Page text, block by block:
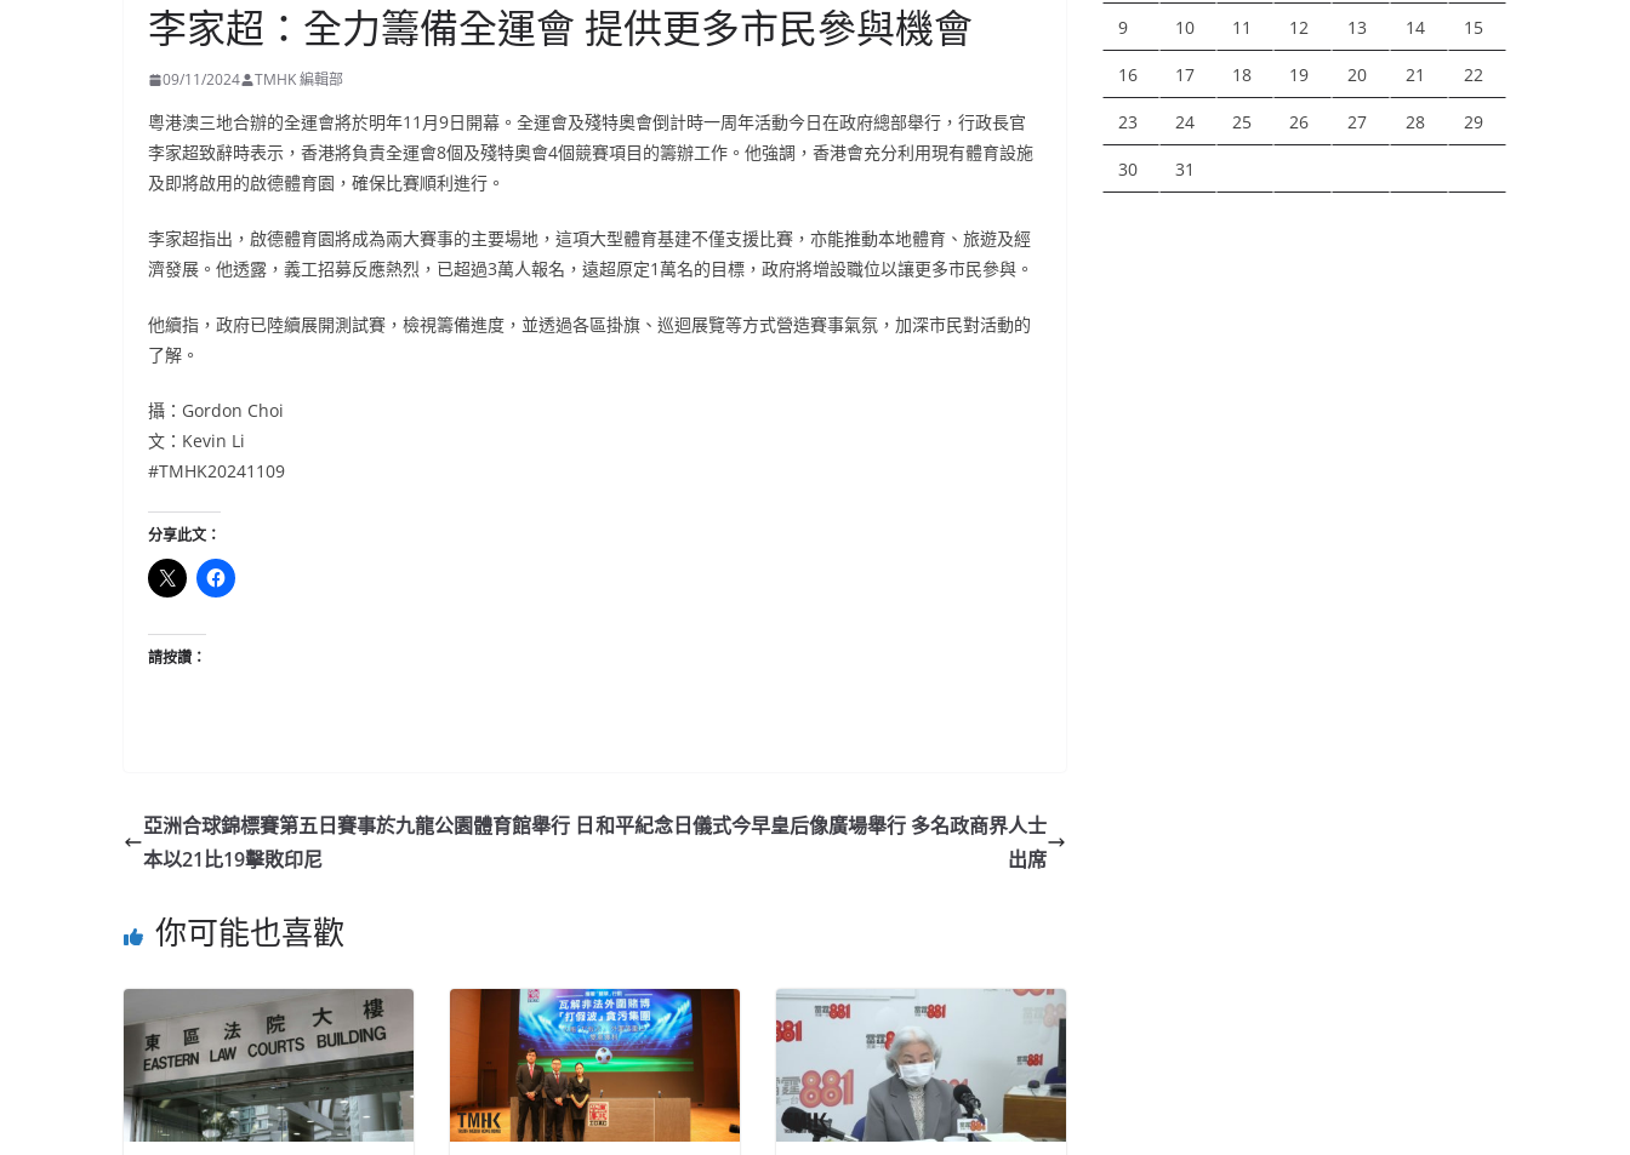
李家超：全力籌備全運會 提供更多市民參與機會
09/11/2024 TMHK 編輯部
粵港澳三地合辦的全運會將於明年11月9日開幕。全運會及殘特奧會倒計時一周年活動今日在政府總部舉行，行政長官
李家超致辭時表示，香港將負責全運會8個及殘特奧會4個競賽項目的籌辦工作。他強調，香港會充分利用現有體育設施
及即將啟用的啟德體育園，確保比賽順利進行。
李家超指出，啟德體育園將成為兩大賽事的主要場地，這項大型體育基建不僅支援比賽，亦能推動本地體育、旅遊及經
濟發展。他透露，義工招募反應熱烈，已超過3萬人報名，遠超原定1萬名的目標，政府將增設職位以讓更多市民參與。
他續指，政府已陸續展開測試賽，檢視籌備進度，並透過各區掛旗、巡迴展覽等方式營造賽事氣氛，加深市民對活動的
了解。
攝：Gordon Choi
文：Kevin Li
#TMHK20241109
分享此文：
請按讚：
亞洲合球錦標賽第五日賽事於九龍公園體育館舉行 日
本以21比19擊敗印尼
和平紀念日儀式今早皇后像廣場舉行 多名政商界人士
出席
你可能也喜歡
9 10 11 12 13 14 15
16 17 18 19 20 21 22
23 24 25 26 27 28 29
30 31